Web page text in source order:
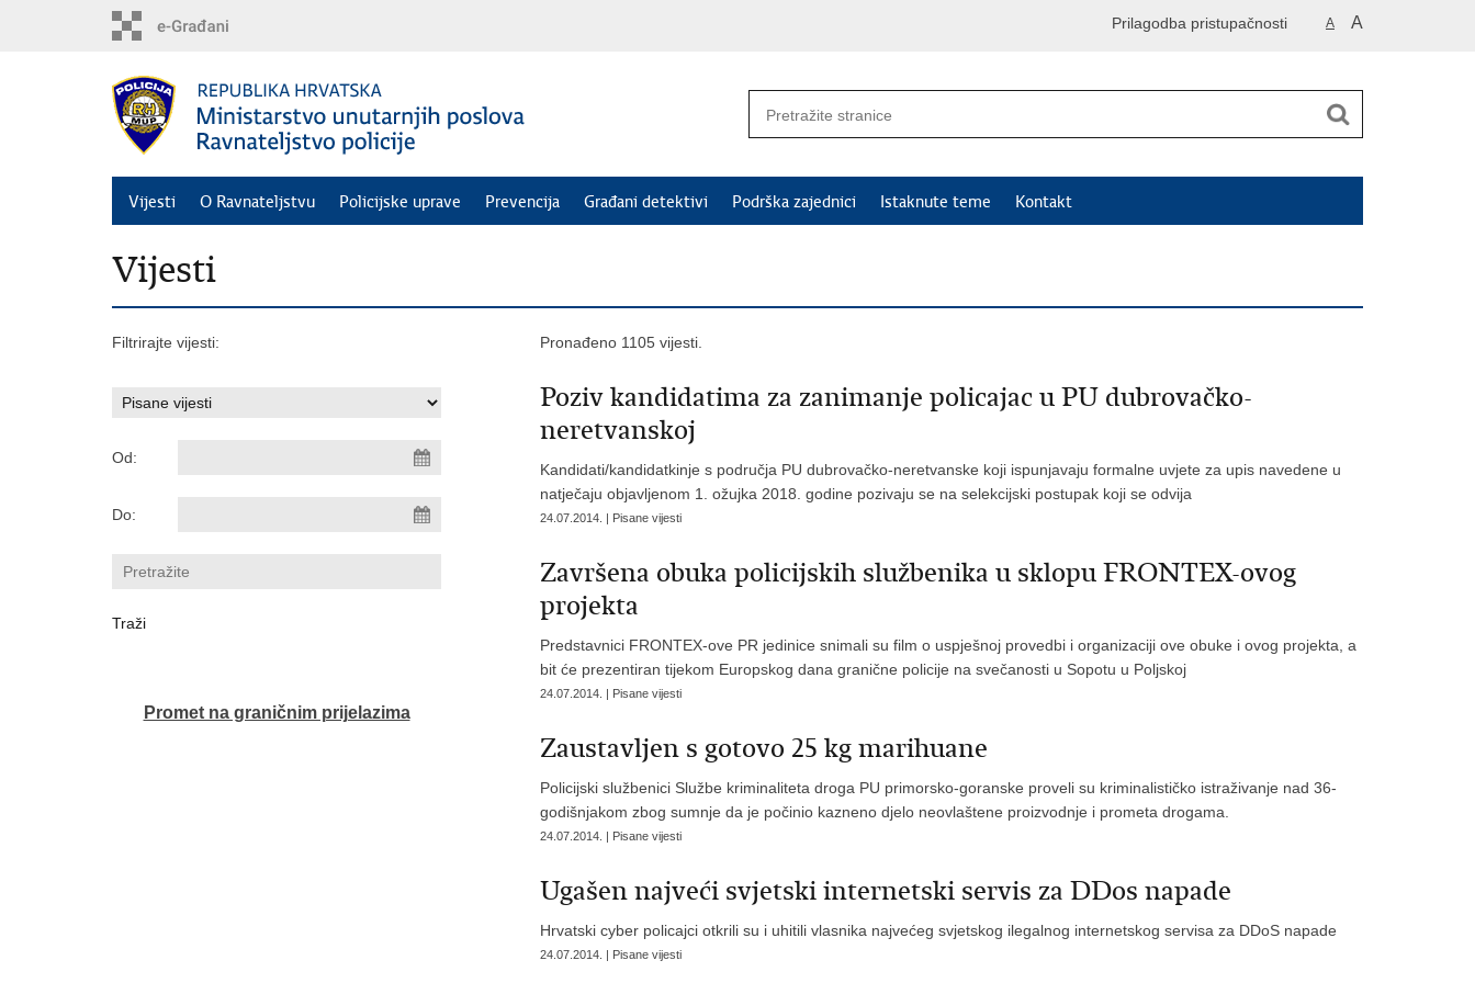
A A
Prilagodba pristupačnosti
Vijesti O Ravnateljstvu Policijske uprave Prevencija Građani detektivi Podrška zajednici Istaknute teme Kontakt
Vijesti
Filtrirajte vijesti:
Od:
Do:
Promet na graničnim prijelazima
Pronađeno 1105 vijesti.
Poziv kandidatima za zanimanje policajac u PU dubrovačko-
neretvanskoj
Kandidati/kandidatkinje s područja PU dubrovačko-neretvanske koji ispunjavaju formalne uvjete za upis navedene u
natječaju objavljenom 1. ožujka 2018. godine pozivaju se na selekcijski postupak koji se odvija
24.07.2014. | Pisane vijesti
Završena obuka policijskih službenika u sklopu FRONTEX-ovog
projekta
Predstavnici FRONTEX-ove PR jedinice snimali su film o uspješnoj provedbi i organizaciji ove obuke i ovog projekta, a
bit će prezentiran tijekom Europskog dana granične policije na svečanosti u Sopotu u Poljskoj
24.07.2014. | Pisane vijesti
Zaustavljen s gotovo 25 kg marihuane
Policijski službenici Službe kriminaliteta droga PU primorsko-goranske proveli su kriminalističko istraživanje nad 36-
godišnjakom zbog sumnje da je počinio kazneno djelo neovlaštene proizvodnje i prometa drogama.
24.07.2014. | Pisane vijesti
Ugašen najveći svjetski internetski servis za DDos napade
Hrvatski cyber policajci otkrili su i uhitili vlasnika najvećeg svjetskog ilegalnog internetskog servisa za DDoS napade
24.07.2014. | Pisane vijesti